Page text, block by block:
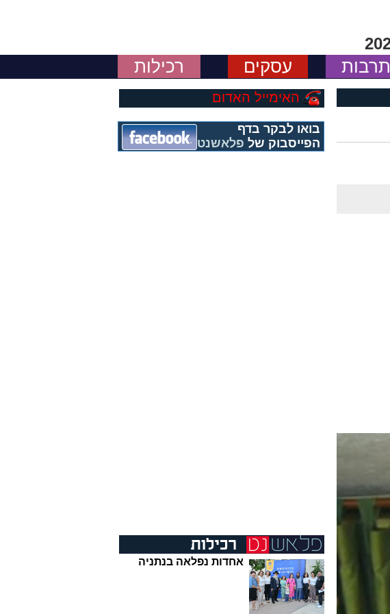
תרבות עסקים רכילות
האימייל האדום
בואו לבקר בדף
הפייסבוק של פלאשנט
אחדות נפלאה בנתניה